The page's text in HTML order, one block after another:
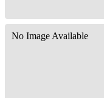
No Image Available